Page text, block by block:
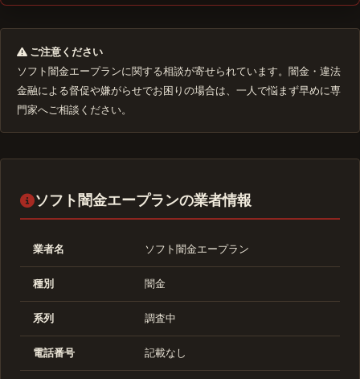
ご注意ください
ソフト闇金エープランに関する相談が寄せられています。闇金・違法
金融による督促や嫌がらせでお困りの場合は、一人で悩まず早めに専
門家へご相談ください。
ソフト闇金エープランの業者情報
業者名 ソフト闇金エープラン
種別 闇金
系列 調査中
電話番号 記載なし